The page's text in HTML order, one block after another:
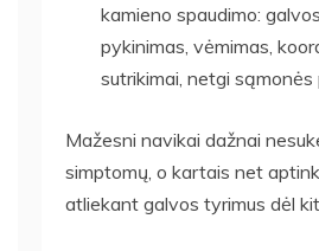
kamieno spaudimo:
pykinimas, vėmimas,
sutrikimai, netgi sąmonės
Mažesni navikai dažnai
simptomų, o kartais net
atliekant galvos tyrimus dėl